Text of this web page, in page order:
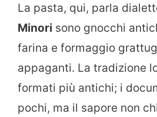
La pasta, qui, parla
Minori sono gnocchi
farina e formaggio
appaganti. La tradizione
formati più antichi; i
pochi, ma il sapore non